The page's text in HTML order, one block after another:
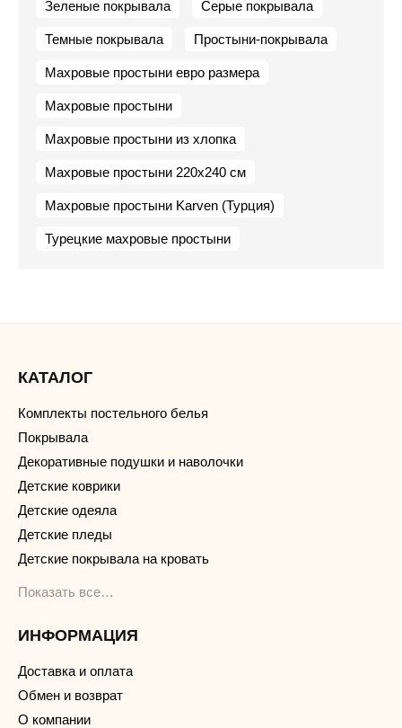
Зеленые покрывала Серые покрывала
Темные покрывала Простыни-покрывала
Махровые простыни евро размера
Махровые простыни
Махровые простыни из хлопка
Махровые простыни 220х240 см
Махровые простыни Karven (Турция)
Турецкие махровые простыни
КАТАЛОГ
Комплекты постельного белья
Покрывала
Декоративные подушки и наволочки
Детские коврики
Детские одеяла
Детские пледы
Детские покрывала на кровать
Показать все…
ИНФОРМАЦИЯ
Доставка и оплата
Обмен и возврат
О компании